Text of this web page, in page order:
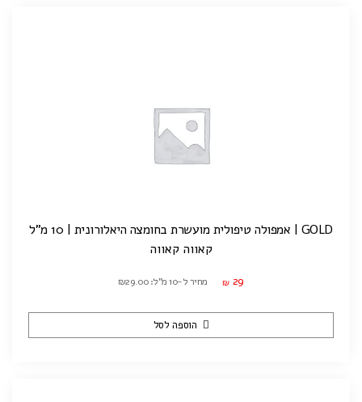
GOLD | אמפולה טיפולית מועשרת בחומצה היאלורונית | 10 מ"ל
קאווה קאווה
₪ 29 מחיר ל-10 מ"ל: ₪29.00
הוספה לסל